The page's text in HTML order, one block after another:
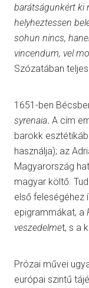
barátságunkért ki
helyheztessen
sohun nincs,
vincendum, vel
Szózatában
1651-ben
syrenaia. A cím
barokk
használja); az
Magyarország
magyar költő.
első feleségéhez
epigrammákat, a
veszedelmet, s a
Prózai művei
európai szintű